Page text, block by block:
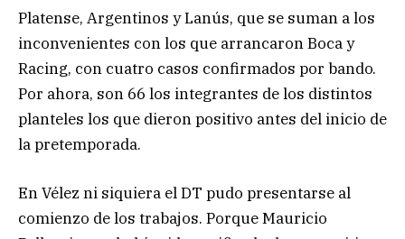
Platense, Argentinos y Lanús, que se suman a los
inconvenientes con los que arrancaron Boca y
Racing, con cuatro casos confirmados por bando.
Por ahora, son 66 los integrantes de los distintos
planteles los que dieron positivo antes del inicio de
la pretemporada.
En Vélez ni siquiera el DT pudo presentarse al
comienzo de los trabajos. Porque Mauricio